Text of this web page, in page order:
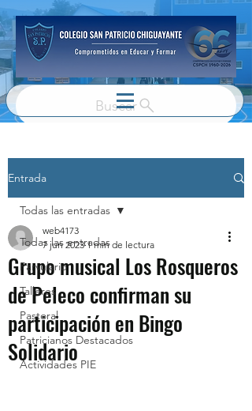
Buscar
Entrada
Todas las entradas
Parvulario
Talleres
Pastoral
Patricianos Destacados
Actividades PIE
Todas las entradas
Grupo musical Los Rosqueros
de Peleco confirman su
participación en Bingo
Solidario
web4173
7 jun 2023 1 min de lectura